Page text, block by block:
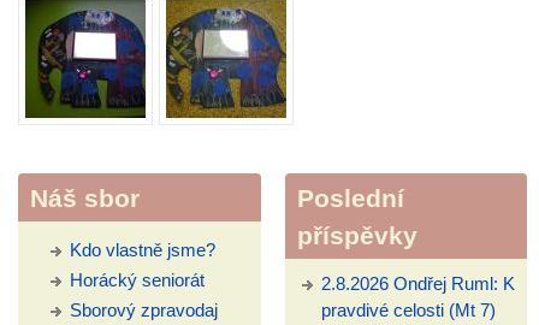
Náš sbor
Kdo vlastně jsme?
Horácký seniorát
Sborový zpravodaj
Poslední
příspěvky
2.8.2026 Ondřej Ruml: K
pravdivé celosti (Mt 7)